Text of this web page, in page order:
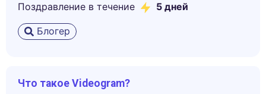
Поздравление в течение 5 дней
Блогер
Что такое Videogram?